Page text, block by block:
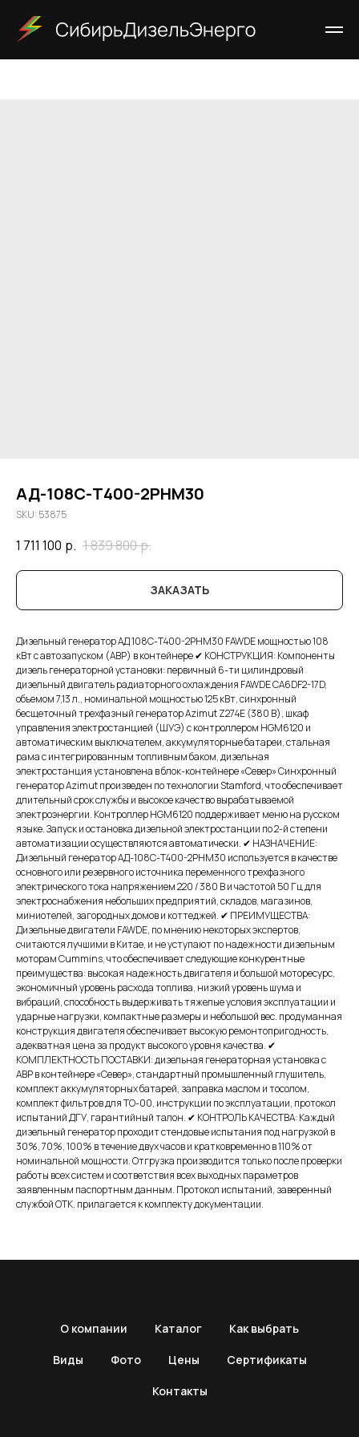
АД-108С-Т400-2РНМ30
SKU: 53875
1 711 100 р. 1 839 800р.
ЗАКАЗАТЬ
Дизельный генератор АД 108С-Т400-2РНМ30 FAWDE мощностью 108
кВт с автозапуском (АВР) в контейнере ✔ КОНСТРУКЦИЯ: Компоненты
дизель генераторной установки: первичный 6-ти цилиндровый
дизельный двигатель радиаторного охлаждения FAWDE CA6DF2-17D,
объемом 7,13 л., номинальной мощностью 125 кВт, синхронный
бесщеточный трехфазный генератор Azimut Z274E (380 В), шкаф
управления электростанцией (ШУЭ) с контроллером HGM6120 и
автоматическим выключателем, аккумуляторные батареи, стальная
рама с интегрированным топливным баком, дизельная
электростанция установлена в блок-контейнере «Север» Синхронный
генератор Azimut произведен по технологии Stamford, что обеспечивает
длительный срок службы и высокое качество вырабатываемой
электроэнергии. Контроллер HGM6120 поддерживает меню на русском
языке. Запуск и остановка дизельной электростанции по 2-й степени
автоматизации осуществляются автоматически. ✔ НАЗНАЧЕНИЕ:
Дизельный генератор АД-108С-Т400-2РНМ30 используется в качестве
основного или резервного источника переменного трехфазного
электрического тока напряжением 220 / 380 В и частотой 50 Гц для
электроснабжения небольших предприятий, складов, магазинов,
миниотелей, загородных домов и коттеджей. ✔ ПРЕИМУЩЕСТВА:
Дизельные двигатели FAWDE, по мнению некоторых экспертов,
считаются лучшими в Китае, и не уступают по надежности дизельным
моторам Cummins, что обеспечивает следующие конкурентные
преимущества: высокая надежность двигателя и большой моторесурс,
экономичный уровень расхода топлива, низкий уровень шума и
вибраций, способность выдерживать тяжелые условия эксплуатации и
ударные нагрузки, компактные размеры и небольшой вес. продуманная
конструкция двигателя обеспечивает высокую ремонтопригодность,
адекватная цена за продукт высокого уровня качества. ✔
КОМПЛЕКТНОСТЬ ПОСТАВКИ: дизельная генераторная установка с
АВР в контейнере «Север», стандартный промышленный глушитель,
комплект аккумуляторных батарей, заправка маслом и тосолом,
комплект фильтров для ТО-00, инструкции по эксплуатации, протокол
испытаний ДГУ, гарантийный талон. ✔ КОНТРОЛЬ КАЧЕСТВА: Каждый
дизельный генератор проходит стендовые испытания под нагрузкой в
30%, 70%, 100% в течение двух часов и кратковременно в 110% от
номинальной мощности. Отгрузка производится только после проверки
работы всех систем и соответствия всех выходных параметров
заявленным паспортным данным. Протокол испытаний, заверенный
службой ОТК, прилагается к комплекту документации.
О компании Каталог Как выбрать
Виды Фото Цены Сертификаты
Контакты